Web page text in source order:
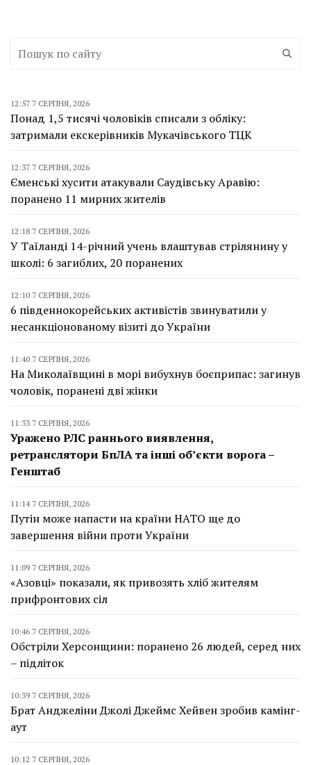
12:57 7 СЕРПНЯ, 2026
Понад 1,5 тисячі чоловіків списали з обліку:
затримали екскерівників Мукачівського ТЦК
12:37 7 СЕРПНЯ, 2026
Єменські хусити атакували Саудівську Аравію:
поранено 11 мирних жителів
12:18 7 СЕРПНЯ, 2026
У Таїланді 14-річний учень влаштував стрілянину у
школі: 6 загиблих, 20 поранених
12:10 7 СЕРПНЯ, 2026
6 південнокорейських активістів звинуватили у
несанкціонованому візиті до України
11:40 7 СЕРПНЯ, 2026
На Миколаївщині в морі вибухнув боєприпас: загинув
чоловік, поранені дві жінки
11:33 7 СЕРПНЯ, 2026
Уражено РЛС раннього виявлення,
ретранслятори БпЛА та інші об’єкти ворога –
Генштаб
11:14 7 СЕРПНЯ, 2026
Путін може напасти на країни НАТО ще до
завершення війни проти України
11:09 7 СЕРПНЯ, 2026
«Азовці» показали, як привозять хліб жителям
прифронтових сіл
10:46 7 СЕРПНЯ, 2026
Обстріли Херсонщини: поранено 26 людей, серед них
– підліток
10:39 7 СЕРПНЯ, 2026
Брат Анджеліни Джолі Джеймс Хейвен зробив камінг-
аут
10:12 7 СЕРПНЯ, 2026